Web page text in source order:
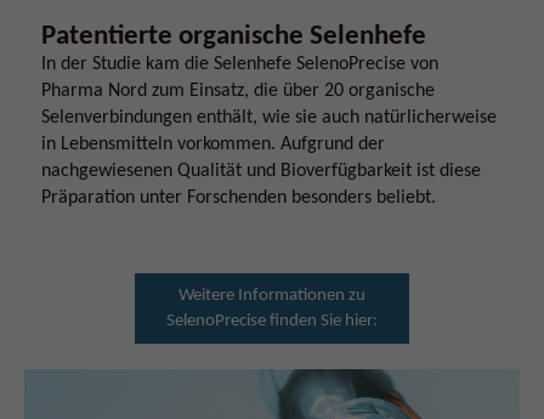
Patentierte organische Selenhefe
In der Studie kam die Selenhefe SelenoPrecise von
Pharma Nord zum Einsatz, die über 20 organische
Selenverbindungen enthält, wie sie auch natürlicherweise
in Lebensmitteln vorkommen. Aufgrund der
nachgewiesenen Qualität und Bioverfügbarkeit ist diese
Präparation unter Forschenden besonders beliebt.
Weitere Informationen zu
SelenoPrecise finden Sie hier: